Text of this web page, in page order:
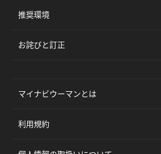
推奨環境
お詫びと訂正
マイナビウーマンとは
利用規約